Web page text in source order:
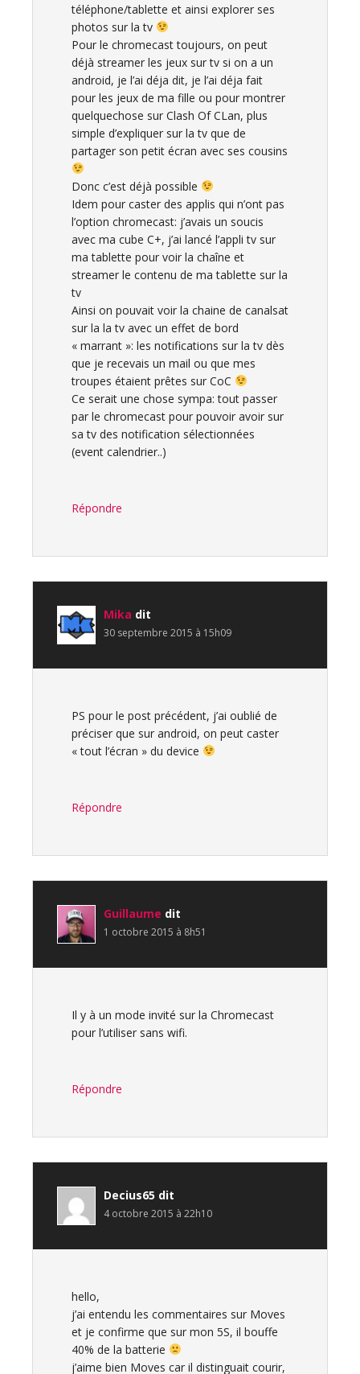
téléphone/tablette et ainsi explorer ses
photos sur la tv
Pour le chromecast toujours, on peut
déjà streamer les jeux sur tv si on a un
android, je l’ai déja dit, je l’ai déja fait
pour les jeux de ma fille ou pour montrer
quelquechose sur Clash Of CLan, plus
simple d’expliquer sur la tv que de
partager son petit écran avec ses cousins
Donc c’est déjà possible
Idem pour caster des applis qui n’ont pas
l’option chromecast: j’avais un soucis
avec ma cube C+, j’ai lancé l’appli tv sur
ma tablette pour voir la chaîne et
streamer le contenu de ma tablette sur la
tv
Ainsi on pouvait voir la chaine de canalsat
sur la la tv avec un effet de bord
« marrant »: les notifications sur la tv dès
que je recevais un mail ou que mes
troupes étaient prêtes sur CoC
Ce serait une chose sympa: tout passer
par le chromecast pour pouvoir avoir sur
sa tv des notification sélectionnées
(event calendrier..)
Répondre
Mika dit
30 septembre 2015 à 15h09
PS pour le post précédent, j’ai oublié de
préciser que sur android, on peut caster
« tout l’écran » du device
Répondre
Guillaume dit
1 octobre 2015 à 8h51
Il y à un mode invité sur la Chromecast
pour l’utiliser sans wifi.
Répondre
Decius65 dit
4 octobre 2015 à 22h10
hello,
j’ai entendu les commentaires sur Moves
et je confirme que sur mon 5S, il bouffe
40% de la batterie
j’aime bien Moves car il distinguait courir,